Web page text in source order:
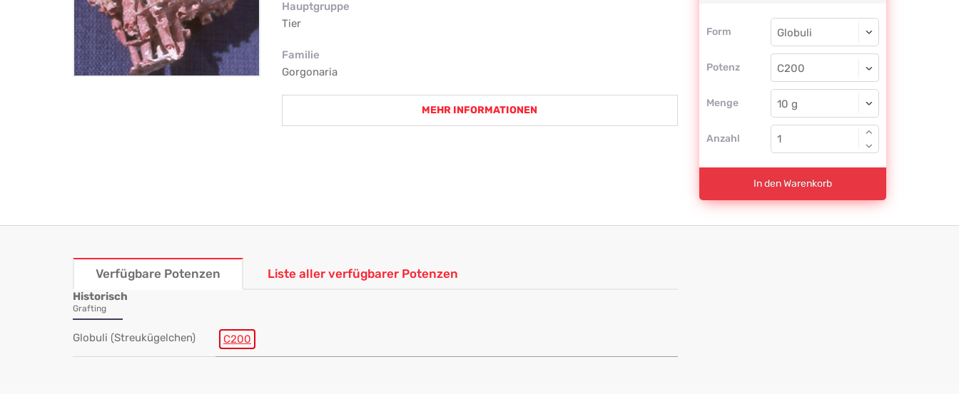
Hauptgruppe
Tier
Familie
Gorgonaria
MEHR INFORMATIONEN
Form
Form
Potenz
Globuli
C200
Menge
Globuli
Anzahl
In den Warenkorb
Verfügbare Potenzen Liste aller verfügbarer Potenzen
Historisch
Grafting
Globuli (Streukügelchen) C200